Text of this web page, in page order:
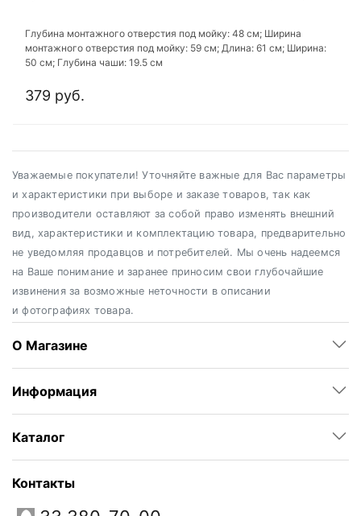
Глубина монтажного отверстия под мойку: 48 см; Ширина
монтажного отверстия под мойку: 59 см; Длина: 61 см; Ширина:
50 см; Глубина чаши: 19.5 см
379 руб.
Уважаемые покупатели! Уточняйте важные для Вас параметры
и характеристики при выборе и заказе товаров, так как
производители оставляют за собой право изменять внешний
вид, характеристики и комплектацию товара, предварительно
не уведомляя продавцов и потребителей. Мы очень надеемся
на Ваше понимание и заранее приносим свои глубочайшие
извинения за возможные неточности в описании
и фотографиях товара.
О Магазине
Информация
Каталог
Контакты